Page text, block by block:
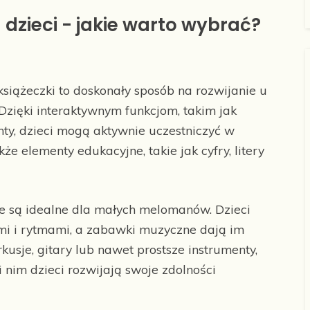
- jakie warto wybrać?
to doskonały sposób na rozwijanie u
interaktywnym funkcjom, takim jak
dzieci mogą aktywnie uczestniczyć w
elementy edukacyjne, takie jak cyfry, litery
idealne dla małych melomanów. Dzieci
i rytmami, a zabawki muzyczne dają im
gitary lub nawet prostsze instrumenty,
dzieci rozwijają swoje zdolności